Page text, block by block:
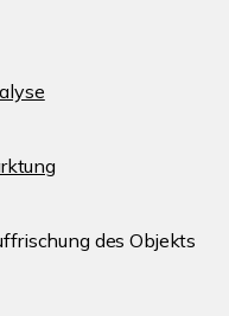
des Objekts